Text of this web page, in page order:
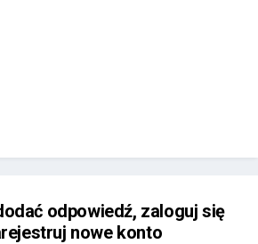
odpowiedź, zaloguj się
nowe konto